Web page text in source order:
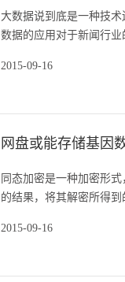
大数据说到底是一种技
数据的应用对于新闻行
2015-09-16
网盘或能存储基因
同态加密是一种加密形
的结果，将其解密所得
2015-09-16